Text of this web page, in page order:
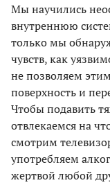
Мы научились
внутреннюю
только мы
чувств, как
не позволяем
поверхность и
Чтобы подавить
отвлекаемся на
смотрим
употребляем
жертвой любой